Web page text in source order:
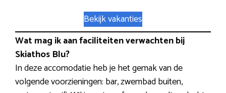
Bekijk vakanties
Wat mag ik aan faciliteiten verwachten bij
Skiathos Blu?
In deze accomodatie heb je het gemak van de
volgende voorzieningen: bar, zwembad buiten,